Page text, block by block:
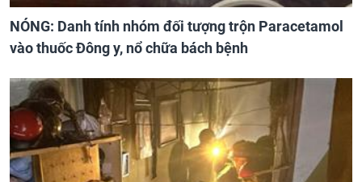
NÓNG: Danh tính nhóm đối tượng trộn Paracetamol
vào thuốc Đông y, nổ chữa bách bệnh